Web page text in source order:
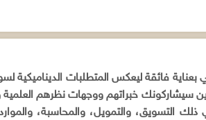
بعناية فائقة ليعكس المتطلبات الديناميكية
سيشاركونك خبراتهم ووجهات نظرهم
التسويق، والتمويل، والمحاسبة، والموارد